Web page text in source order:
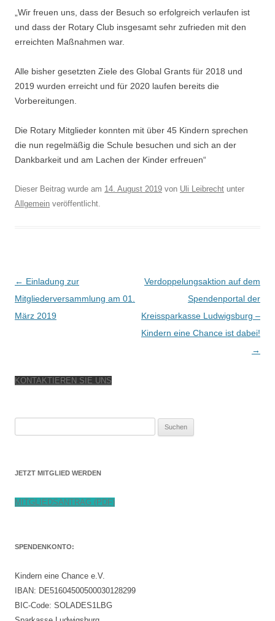
„Wir freuen uns, dass der Besuch so erfolgreich verlaufen ist
und dass der Rotary Club insgesamt sehr zufrieden mit den
erreichten Maßnahmen war.
Alle bisher gesetzten Ziele des Global Grants für 2018 und
2019 wurden erreicht und für 2020 laufen bereits die
Vorbereitungen.
Die Rotary Mitglieder konnten mit über 45 Kindern sprechen
die nun regelmäßig die Schule besuchen und sich an der
Dankbarkeit und am Lachen der Kinder erfreuen“
Dieser Beitrag wurde am 14. August 2019 von Uli Leibrecht unter
Allgemein veröffentlicht.
Beitragsnavigation
← Einladung zur
Mitgliederversammlung am 01.
März 2019
Verdoppelungsaktion auf dem
Spendenportal der
Kreissparkasse Ludwigsburg –
Kindern eine Chance ist dabei!
→
KONTAKTIEREN SIE UNS
JETZT MITGLIED WERDEN
MITGLIEDSANTRAG (PDF)
SPENDENKONTO:
Kindern eine Chance e.V.
IBAN: DE51604500500030128299
BIC-Code: SOLADES1LBG